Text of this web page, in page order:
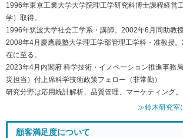
1996年東京工業大学大学院理工学研究科博士課程経営
学）取得。
1996年筑波大学社会工学系・講師。2002年6月同助教授
2008年4月慶應義塾大学理工学部管理工学科・准教授
在に至る。
2023年4月内閣府 科学技術・イノベーション推進事務
災担当）付上席科学技術政策フェロー（非常勤）
研究分野は応用統計解析、品質管理、マーケティング。
≫鈴木研究室
顧客満足度について